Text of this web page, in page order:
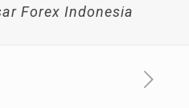
Forex Indonesia